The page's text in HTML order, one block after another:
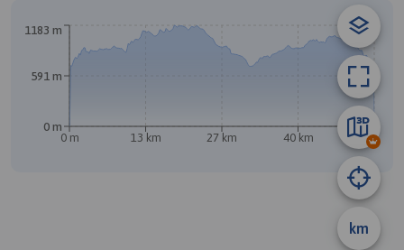
km
0 m 13 km 27 km 40 km 54 km
0 m
591 m
1183 m